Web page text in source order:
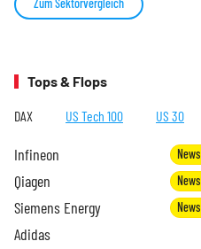
Tops & Flops
DAX US Tech 100 US 30
Infineon News
Qiagen News
Siemens Energy News
Adidas